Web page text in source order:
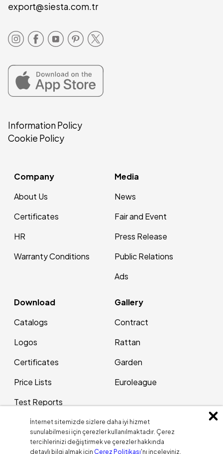
export@siesta.com.tr
Information Policy
Cookie Policy
Company
About Us
Certificates
HR
Warranty Conditions
Media
News
Fair and Event
Press Release
Public Relations
Ads
Download
Catalogs
Logos
Certificates
Price Lists
Test Reports
Patents
Gallery
Contract
Rattan
Garden
Euroleague
Contact Us Blog
İnternet sitemizde sizlere daha iyi hizmet
sunulabilmesi için çerezler kullanılmaktadır. Çerez
tercihlerinizi değiştirmek ve çerezler hakkında
detaylı bilgi almak için Çerez Politikası'nı inceleyiniz.